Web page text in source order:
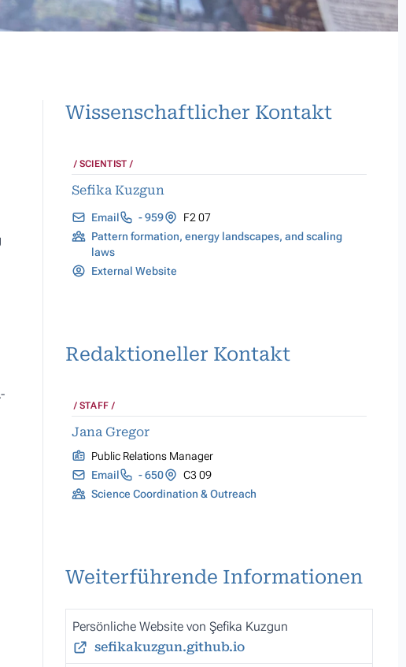
Wissenschaftlicher Kontakt
SCIENTIST
Sefika Kuzgun
Email - 959
F2 07
Pattern formation, energy landscapes, and scaling
laws
External Website
Redaktioneller Kontakt
STAFF
Jana Gregor
Public Relations Manager
Email
- 650
C3 09
Science Coordination & Outreach
Weiterführende Informationen
Persönliche Website von Şefika Kuzgun
sefikakuzgun.github.io